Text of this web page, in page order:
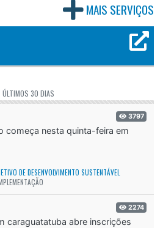
MAIS SERVIÇOS
ÚLTIMOS 30 DIAS
3797
começa nesta quinta-feira em
DE DESENVOLVIMENTO SUSTENTÁVEL
2274
caraguatatuba abre inscrições